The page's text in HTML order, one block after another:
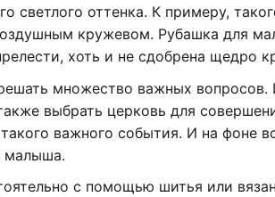
светлого оттенка. К примеру,
кружевом. Рубашка для
хоть и не сдобрена щедро
множество важных
выбрать церковь для
важного события. И на фоне
малыша.
с помощью шитья или